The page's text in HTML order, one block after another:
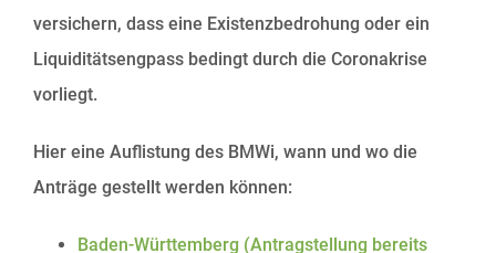
versichern, dass eine Existenzbedrohung oder ein
Liquiditätsengpass bedingt durch die Coronakrise
vorliegt.
Hier eine Auflistung des BMWi, wann und wo die
Anträge gestellt werden können:
Baden-Württemberg (Antragstellung bereits